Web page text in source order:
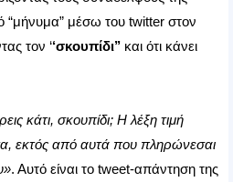
“μήνυμα” μέσω του twitter στον
τον ‘‘σκουπίδι’’ και ότι κάνει
κάτι, σκουπίδι; Η λέξη τιμή
εκτός από αυτά που πληρώνεσαι
. Αυτό είναι το tweet-απάντηση της